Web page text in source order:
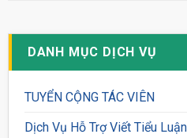
DANH MỤC DỊCH VỤ
TUYỂN CỘNG TÁC VIÊN
Dịch Vụ Hỗ Trợ Viết Tiểu